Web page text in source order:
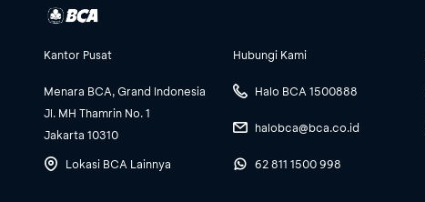
Kantor Pusat
Menara BCA, Grand Indonesia
Jl. MH Thamrin No. 1
Jakarta 10310
Lokasi BCA Lainnya
Hubungi Kami
Halo BCA 1500888
halobca@bca.co.id
62 811 1500 998